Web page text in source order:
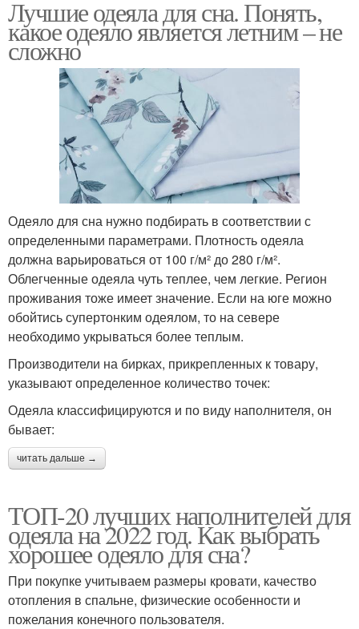
Лучшие одеяла для сна. Понять,
какое одеяло является летним – не
сложно
Одеяло для сна нужно подбирать в соответствии с
определенными параметрами. Плотность одеяла
должна варьироваться от 100 г/м² до 280 г/м².
Облегченные одеяла чуть теплее, чем легкие. Регион
проживания тоже имеет значение. Если на юге можно
обойтись супертонким одеялом, то на севере
необходимо укрываться более теплым.
Производители на бирках, прикрепленных к товару,
указывают определенное количество точек:
Одеяла классифицируются и по виду наполнителя, он
бывает:
читать дальше →
ТОП-20 лучших наполнителей для
одеяла на 2022 год. Как выбрать
хорошее одеяло для сна?
При покупке учитываем размеры кровати, качество
отопления в спальне, физические особенности и
пожелания конечного пользователя.